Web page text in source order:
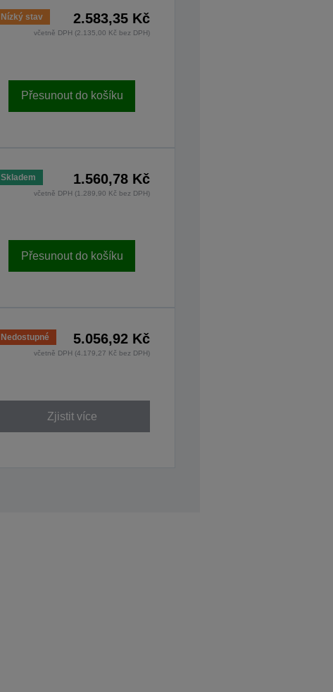
Nízký stav 2.583,35 Kč
včetně DPH (2.135,00 Kč bez DPH)
Přesunout do košíku
Skladem 1.560,78 Kč
včetně DPH (1.289,90 Kč bez DPH)
Přesunout do košíku
Nedostupné 5.056,92 Kč
včetně DPH (4.179,27 Kč bez DPH)
Zjistit více